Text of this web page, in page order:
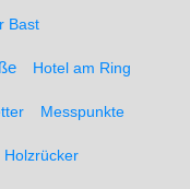
Bast
Hotel am Ring
Messpunkte
Holzrücker